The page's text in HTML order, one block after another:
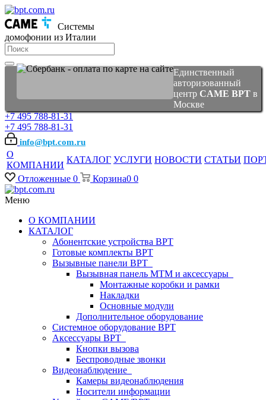
Системы
домофонии из Италии
Единственный
авторизованный
центр CAME BPT в
Москве
+7 495 788-81-31
+7 495 788-81-31
info@bpt.com.ru
О
КОМПАНИИ
КАТАЛОГ УСЛУГИ НОВОСТИ СТАТЬИ
Отложенные 0 Корзина0 0
Меню
О КОМПАНИИ
КАТАЛОГ
Абонентские устройства BPT
Готовые комплекты BPT
Вызывные панели BPT
Вызывная панель MTM и аксессуары
Монтажные коробки и рамки
Накладки
Основные модули
Дополнительное оборудование
Системное оборудование BPT
Аксессуары BPT
Кнопки вызова
Беспроводные звонки
Видеонаблюдение
Камеры видеонаблюдения
Носители информации